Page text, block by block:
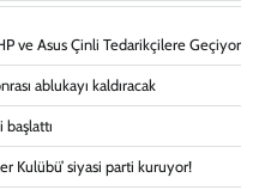
ve Asus Çinli Tedarikçilere Geçiyor
ablukayı kaldıracak
Kulübü’ siyasi parti kuruyor!